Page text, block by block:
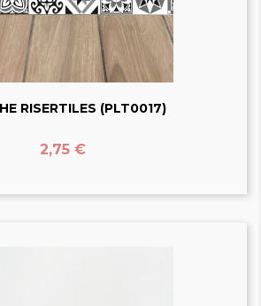
RISERTILES (PLT0017)
Prix
2,75 €